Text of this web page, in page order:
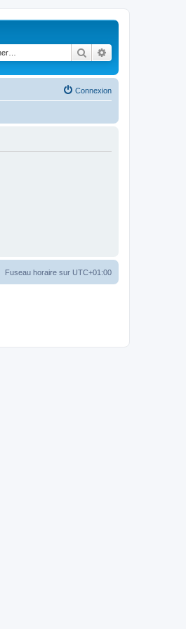
Rechercher
Connexion
Fuseau horaire sur UTC+01:00